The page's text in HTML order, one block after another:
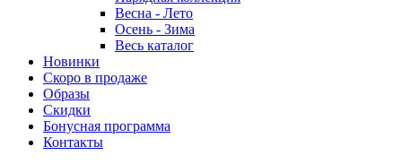
Весна - Лето
Осень - Зима
Весь каталог
Новинки
Скоро в продаже
Образы
Скидки
Бонусная программа
Контакты